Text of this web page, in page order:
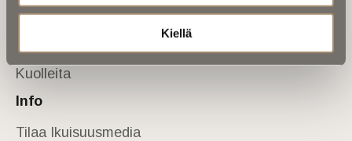
Kiellä
Kuolema koskettaa
Asiantuntijoilta
Kuolleita
Info
Tilaa Ikuisuusmedia